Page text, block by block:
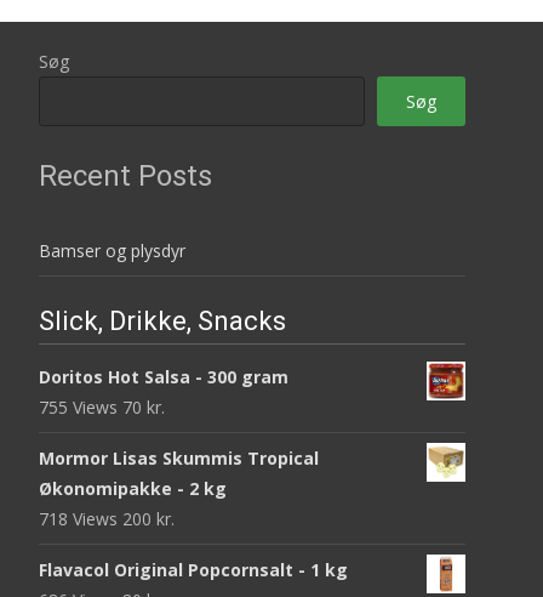
Søg
Søg
Recent Posts
Bamser og plysdyr
Slick, Drikke, Snacks
Doritos Hot Salsa - 300 gram
755 Views 70 kr.
Mormor Lisas Skummis Tropical
Økonomipakke - 2 kg
718 Views 200 kr.
Flavacol Original Popcornsalt - 1 kg